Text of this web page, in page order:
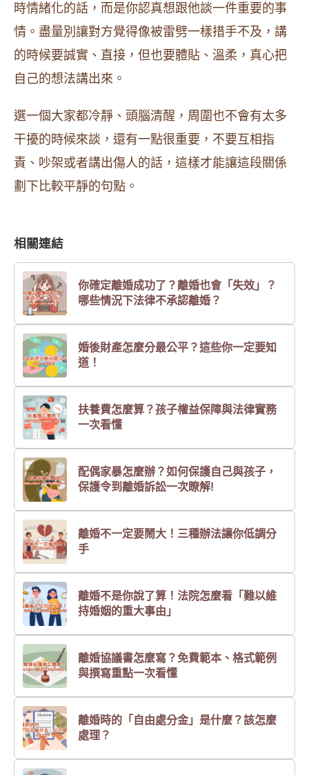
時情緒化的話，而是你認真想跟他談一件重要的事
情。盡量別讓對方覺得像被雷劈一樣措手不及，講
的時候要誠實、直接，但也要體貼、溫柔，真心把
自己的想法講出來。
選一個大家都冷靜、頭腦清醒，周圍也不會有太多
干擾的時候來談，還有一點很重要，不要互相指
責、吵架或者講出傷人的話，這樣才能讓這段關係
劃下比較平靜的句點。
相關連結
你確定離婚成功了？離婚也會「失效」？
哪些情況下法律不承認離婚？
婚後財產怎麼分最公平？這些你一定要知
道！
扶養費怎麼算？孩子權益保障與法律實務
一次看懂
配偶家暴怎麼辦？如何保護自己與孩子，
保護令到離婚訴訟一次瞭解!
離婚不一定要鬧大！三種辦法讓你低調分
手
離婚不是你說了算！法院怎麼看「難以維
持婚姻的重大事由」
離婚協議書怎麼寫？免費範本、格式範例
與撰寫重點一次看懂
離婚時的「自由處分金」是什麼？該怎麼
處理？